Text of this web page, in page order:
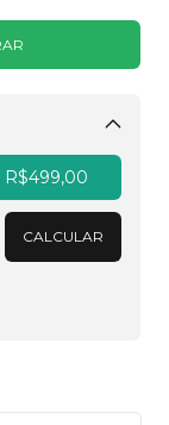
Alterar CEP
R$499,00
CALCULAR